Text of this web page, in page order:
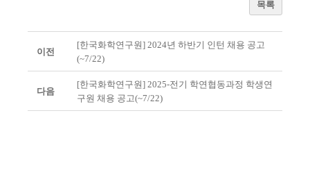
목록
이전
[한국화학연구원] 2024년 하반기 인턴 채용 공고
(~7/22)
다음
[한국화학연구원] 2025-전기 학연협동과정 학생연
구원 채용 공고(~7/22)